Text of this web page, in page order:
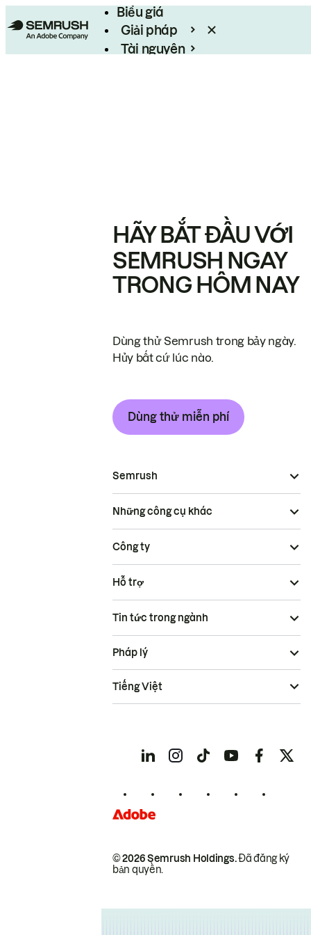
Biểu giá
Giải pháp
Tài nguyên
HÃY BẮT ĐẦU VỚI
SEMRUSH NGAY
TRONG HÔM NAY
Dùng thử Semrush trong bảy ngày.
Hủy bất cứ lúc nào.
Dùng thử miễn phí
Semrush
Những công cụ khác
Công ty
Hỗ trợ
Tin tức trong ngành
© 2026 Semrush Holdings.Đã đăng ký
bản quyền.
Pháp lý
Tiếng Việt